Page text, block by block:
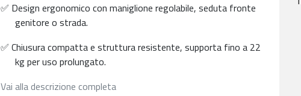
✅ Design ergonomico con maniglione regolabile, seduta fronte
genitore o strada.
✅ Chiusura compatta e struttura resistente, supporta fino a 22
kg per uso prolungato.
Vai alla descrizione completa